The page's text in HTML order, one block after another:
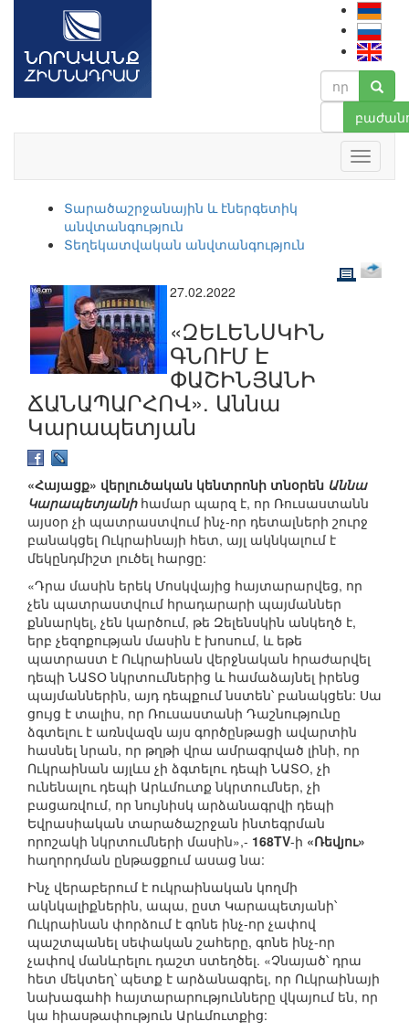
Տարածաշրջանային և էներգետիկ
անվտանգություն
Տեղեկատվական անվտանգություն
27.02.2022
«ԶԵԼԵՆՍԿԻՆ
ԳՆՈՒՄ Է
ՓԱՇԻՆՅԱՆԻ
ՃԱՆԱՊԱՐՀՈՎ». Աննա
Կարապետյան
«Հայացք» վերլուծական կենտրոնի տնօրեն Աննա
Կարապետյանիհամար պարզ է, որ Ռուսաստանն
այսօր չի պատրաստվում ինչ-որ դետալների շուրջ
բանակցել Ուկրաինայի հետ, այլ ակնկալում է
մեկընդմիշտ լուծել հարցը:
«Դրա մասին երեկ Մոսկվայից հայտարարվեց, որ
չեն պատրաստվում հրադարարի պայմաններ
քննարկել, չեն կարծում, թե Զելենսկին անկեղծ է,
երբ չեզոքության մասին է խոսում, և եթե
պատրաստ է Ուկրաինան վերջնական հրաժարվել
դեպի ՆԱՏՕ նկրտումներից և համաձայնել իրենց
պայմաններին, այդ դեպքում նստեն՝ բանակցեն: Սա
ցույց է տալիս, որ Ռուսաստանի Դաշնությունը
ձգտելու է առնվազն այս գործընթացի ավարտին
հասնել նրան, որ թղթի վրա ամրագրված լինի, որ
Ուկրաինան այլևս չի ձգտելու դեպի ՆԱՏՕ, չի
ունենալու դեպի Արևմուտք նկրտումներ, չի
բացառվում, որ նույնիսկ արձանագրվի դեպի
Եվրասիական տարածաշրջան ինտեգրման
որոշակի նկրտումների մասին»,- 168TV-ի «Ռեվյու»
հաղորդման ընթացքում ասաց նա:
Ինչ վերաբերում է ուկրաինական կողմի
ակնկալիքներին, ապա, ըստ Կարապետյանի՝
Ուկրաինան փորձում է գոնե ինչ-որ չափով
պաշտպանել սեփական շահերը, գոնե ինչ-որ
չափով մանևրելու դաշտ ստեղծել. «Չնայած՝ դրա
հետ մեկտեղ՝ պետք է արձանագրել, որ Ուկրաինայի
նախագահի հայտարարությունները վկայում են, որ
կա հիասթափություն Արևմուտքից: